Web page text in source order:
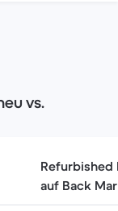
vs.
Refurbished
auf Back